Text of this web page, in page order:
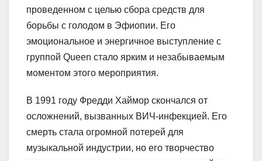
проведенном с целью сбора средств для
борьбы с голодом в Эфиопии. Его
эмоциональное и энергичное выступление с
группой Queen стало ярким и незабываемым
моментом этого мероприятия.
В 1991 году Фредди Хаймор скончался от
осложнений, вызванных ВИЧ-инфекцией. Его
смерть стала огромной потерей для
музыкальной индустрии, но его творчество